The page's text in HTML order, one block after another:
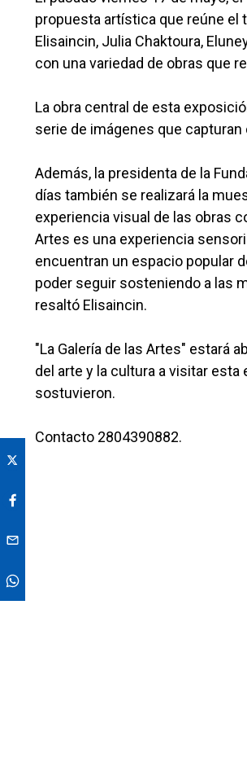
propuesta artística que reúne el
Elisaincin, Julia Chaktoura,
con una variedad de obras que
La obra central de esta
serie de imágenes que
Además, la presidenta de la
días también se realizará la
experiencia visual de las obras
Artes es una experiencia
encuentran un espacio popular
poder seguir sosteniendo a las
resaltó Elisaincin.
"La Galería de las Artes" estará
del arte y la cultura a visitar
sostuvieron.
Contacto 2804390882.